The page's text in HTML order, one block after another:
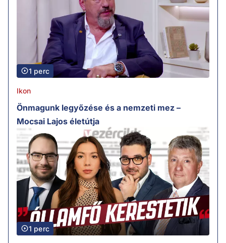
1 perc
Ikon
Önmagunk legyőzése és a nemzeti mez –
Mocsai Lajos életútja
1 perc